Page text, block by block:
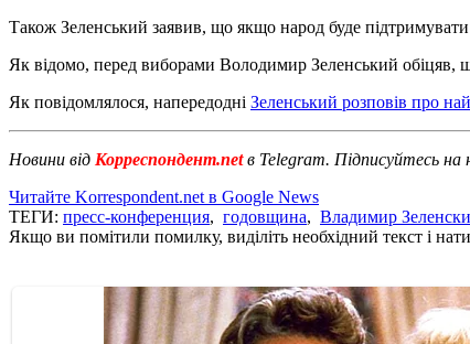
Також Зеленський заявив, що якщо народ буде
Як відомо, перед виборами Володимир Зеленський обіцяв,
Як повідомлялося, напередодні Зеленський розповів про
Новини від Корреспондент.netв Telegram. Підписуйтесь на
Читайте Korrespondent.net в Google News
ТЕГИ: пресс-конференция, годовщина, Владимир
Якщо ви помітили помилку, виділіть необхідний текст і